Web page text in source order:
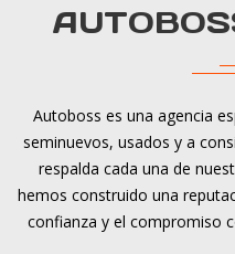
Autoboss es una agencia
seminuevos, usados y a
respalda cada una de
hemos construido una
confianza y el compromiso